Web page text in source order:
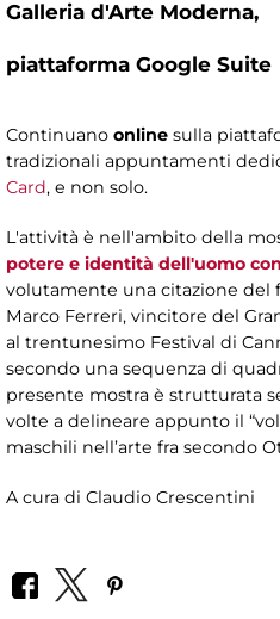
Galleria d'Arte Moderna,
piattaforma Google Suite
Continuano online sulla
tradizionali appuntamenti
Card, e non solo.
L'attività è nell'ambito della
potere e identità dell'uomo
volutamente una citazione del
Marco Ferreri, vincitore del
al trentunesimo Festival di
secondo una sequenza di
presente mostra è strutturata
volte a delineare appunto il
maschili nell’arte fra secondo
A cura di Claudio Crescentini